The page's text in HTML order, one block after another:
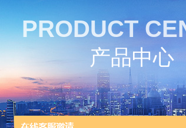
PRODUCT
产品中心